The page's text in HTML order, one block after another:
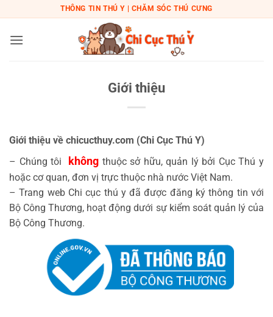
qua
nội
THÔNG TIN THÚ Y | CHĂM SÓC THÚ CƯNG
Giới thiệu
Giới thiệu về chicucthuy.com (Chi Cục Thú Y)
– Chúng tôi
không thuộc sở hữu, quản lý bởi Cục Thú y
hoặc cơ quan, đơn vị trực thuộc nhà nước Việt Nam.
– Trang web Chi cục thú y đã được đăng ký thông tin với
Bộ Công Thương, hoạt động dưới sự kiểm soát quản lý của
Bộ Công Thương.